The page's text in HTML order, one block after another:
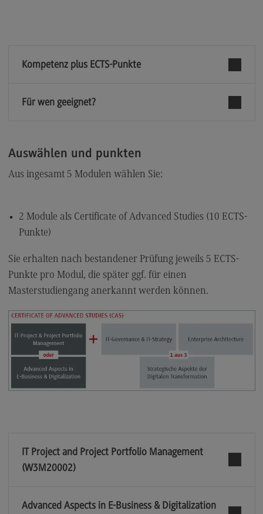
Kompetenz plus ECTS-Punkte
Für wen geeignet?
Auswählen und punkten
Aus ingesamt 5 Modulen wählen Sie:
2 Module als Certificate of Advanced Studies (10 ECTS-
Punkte)
Sie erhalten nach bestandener Prüfung jeweils 5 ECTS-
Punkte pro Modul, die später ggf. für einen
Masterstudiengang anerkannt werden können.
IT Project and Project Portfolio Management
(W3M20002)
Advanced Aspects in E-Business & Digitalization